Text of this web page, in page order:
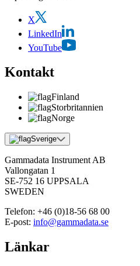
X
LinkedIn
YouTube
Kontakt
Finland
Storbritannien
Norge
Sverige
Gammadata Instrument AB
Vallongatan 1
SE-752 16 UPPSALA
SWEDEN
Telefon: +46 (0)18-56 68 00
E-post: info@gammadata.se
Länkar